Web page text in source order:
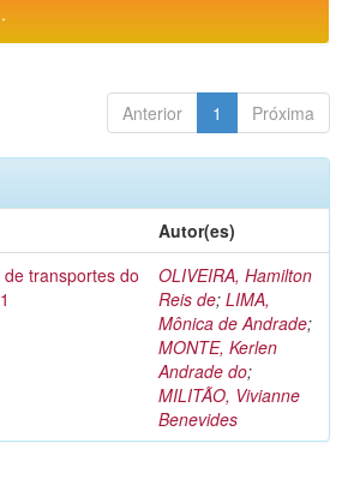
Anterior 1 Próxima
Autor(es)
transportes do
OLIVEIRA, Hamilton
Reis de; LIMA,
Mônica de Andrade;
MONTE, Kerlen
Andrade do;
MILITÃO, Vivianne
Benevides